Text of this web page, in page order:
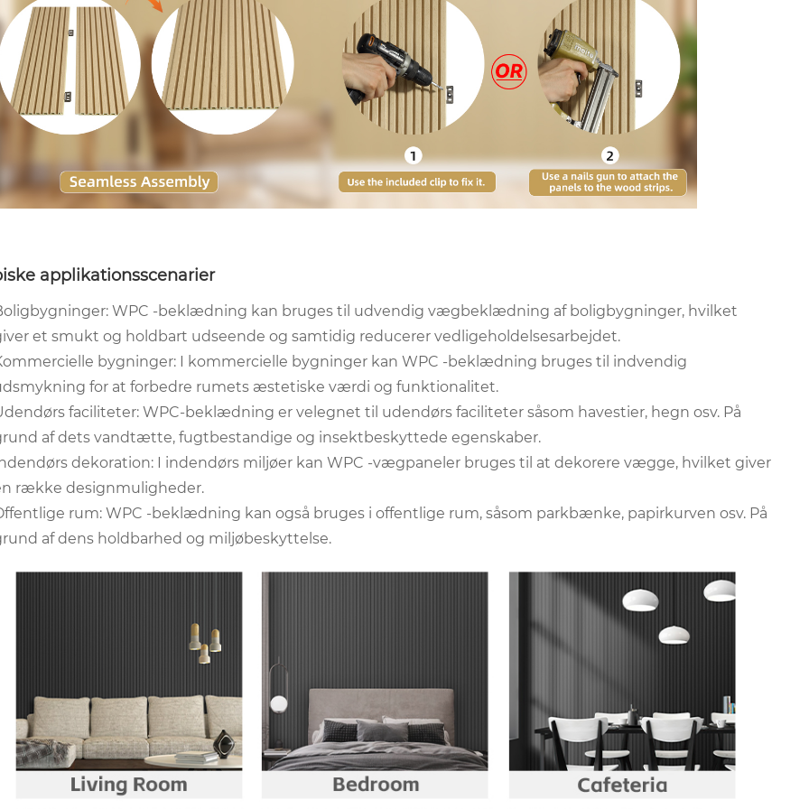
applikationsscenarier
WPC -beklædning kan bruges til udvendig vægbeklædning af boligbygninger, hvilket
et smukt og holdbart udseende og samtidig reducerer vedligeholdelsesarbejdet.
bygninger: I kommercielle bygninger kan WPC -beklædning bruges til indvendig
for at forbedre rumets æstetiske værdi og funktionalitet.
faciliteter: WPC-beklædning er velegnet til udendørs faciliteter såsom havestier, hegn osv. På
af dets vandtætte, fugtbestandige og insektbeskyttede egenskaber.
dekoration: I indendørs miljøer kan WPC -vægpaneler bruges til at dekorere vægge, hvilket giver
række designmuligheder.
rum: WPC -beklædning kan også bruges i offentlige rum, såsom parkbænke, papirkurven osv. På
af dens holdbarhed og miljøbeskyttelse.